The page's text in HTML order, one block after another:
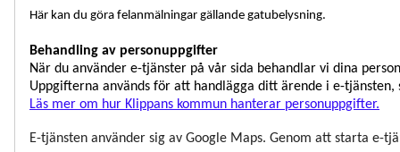
Här kan du göra felanmälningar gällande gatubelysning.
Behandling av personuppgifter
När du använder e-tjänster på vår sida behandlar vi dina
Uppgifterna används för att handlägga ditt ärende i e-
Läs mer om hur Klippans kommun hanterar personuppgifter.
E-tjänsten använder sig av Google Maps. Genom att starta e-